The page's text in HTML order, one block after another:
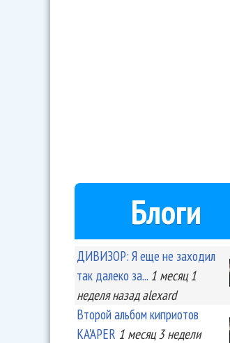
Блоги
ДИВИЗОР: Я еще не заходил
так далеко за... 1 месяц 1
неделяназад alexard
Второй альбом киприотов
KA'APER 1 месяц 3 недели